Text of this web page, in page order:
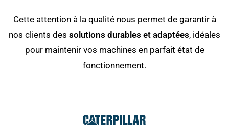
Cette attention à la qualité nous permet de garantir à
nos clients des solutions durables et adaptées, idéales
pour maintenir vos machines en parfait état de
fonctionnement.